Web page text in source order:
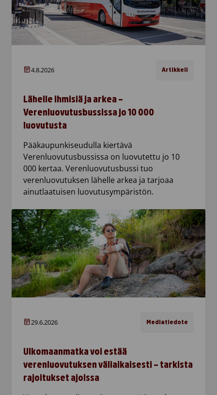
4.8.2026 Artikkeli
Lähelle ihmisiä ja arkea –
Verenluovutusbussissa jo 10 000
luovutusta
Pääkaupunkiseudulla kiertävä
Verenluovutusbussissa on luovutettu jo 10
000 kertaa. Verenluovutusbussi tuo
verenluovutuksen lähelle arkea ja tarjoaa
ainutlaatuisen luovutusympäristön.
29.6.2026 Mediatiedote
Ulkomaanmatka voi estää
verenluovutuksen väliaikaisesti – tarkista
rajoitukset ajoissa